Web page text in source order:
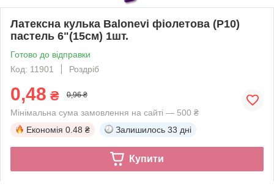
Латексна кулька Balonevi фіолетова (P10)
пастель 6"(15см) 1шт.
Готово до відправки
Код: 11901
Роздріб
0,48 ₴ 0,96 ₴
Мінімальна сума замовлення на сайті — 500 ₴
Економія 0.48 ₴ Залишилось 33 дні
Купити